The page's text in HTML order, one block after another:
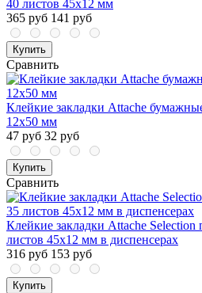
40 листов 45х12 мм
365 руб 141 руб
Купить
Сравнить
Клейкие закладки Attache
12х50 мм
47 руб 32 руб
Купить
Сравнить
Клейкие закладки Attache Selection
листов 45х12 мм в диспенсерах
316 руб 153 руб
Купить